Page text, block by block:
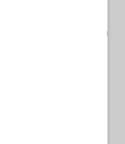
totale del
la Casa Bianca
università
scorso fine
e delle Dogane